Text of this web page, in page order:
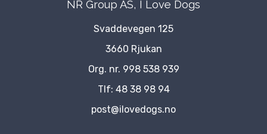
NR Group AS, I Love Dogs
Svaddevegen 125
3660 Rjukan
Org. nr. 998 538 939
Tlf: 48 38 98 94
post@ilovedogs.no